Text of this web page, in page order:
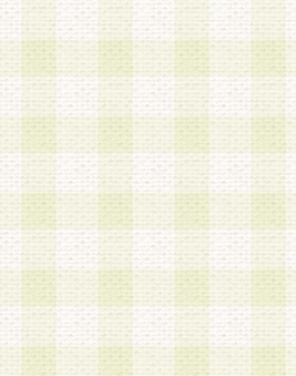
る登録は一切認められな
2.会員登録希望者は、本
画 面」において、当社が
を行うものとします。当
会員として本サービスを
を付与します。
3.会員は、会員登録の際
いかなる虚偽の申告をも
4.会員は、複数のログイ
いものとします。